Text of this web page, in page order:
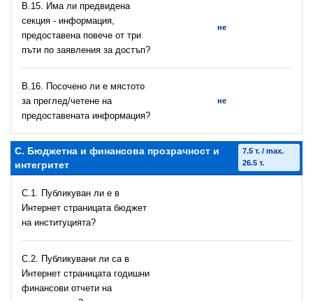
В.15. Има ли предвидена
секция - информация,
предоставена повече от три
пъти по заявления за достъп?
не
В.16. Посочено ли е мястото
за преглед/четене на
предоставената информация?
не
C. Бюджетна и финансова прозрачност и
интегритет
7.5 т. / max.
26.5 т.
C.1. Публикуван ли е в
Интернет страницата бюджет
на институцията?
C.2. Публикувани ли са в
Интернет страницата годишни
финансови отчети на